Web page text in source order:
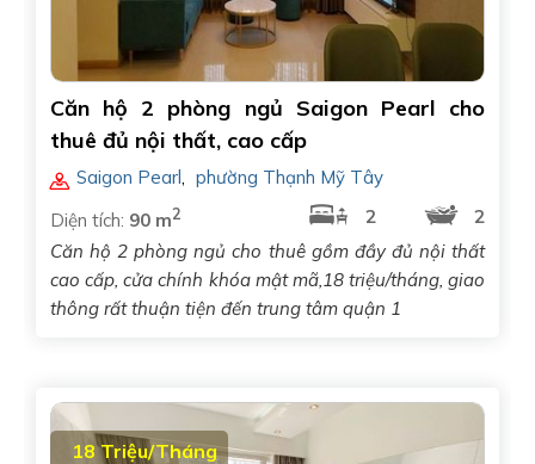
Căn hộ 2 phòng ngủ Saigon Pearl cho
thuê đủ nội thất, cao cấp
Saigon Pearl
phường Thạnh Mỹ Tây
Diện tích: 90 m2 2
2
Căn hộ 2 phòng ngủ cho thuê gồm đầy đủ nội thất
cao cấp, cửa chính khóa mật mã,18 triệu/tháng, giao
thông rất thuận tiện đến trung tâm quận 1
18 Triệu/Tháng